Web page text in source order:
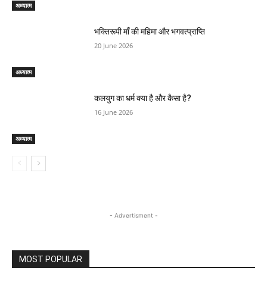
अध्यात्म
अध्यात्म
भक्तिरूपी माँ की महिमा और भगवत्प्राप्ति
20 June 2026
अध्यात्म
कलयुग का धर्म क्या है और कैसा है?
16 June 2026
- Advertisment -
MOST POPULAR